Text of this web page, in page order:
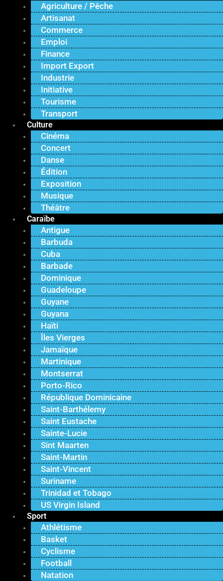
Agriculture / Pêche
Artisanat
Commerce
Emploi
Finance
Import Export
Industrie
Initiative
Tourisme
Transport
Culture
Cinéma
Concert
Danse
Édition
Exposition
Musique
Théâtre
Caraïbe
Antigue
Barbuda
Cuba
Barbade
Dominique
Guadeloupe
Guyane
Guyana
Haïti
Îles Vierges
Jamaïque
Martinique
Montserrat
Porto-Rico
République Dominicaine
Saint-Barthélemy
Saint Eustache
Sainte-Lucie
Sint Maarten
Saint-Martin
Saint-Vincent
Suriname
Trinidad et Tobago
US Virgin Island
Sport
Athlétisme
Basket
Cyclisme
Football
Natation